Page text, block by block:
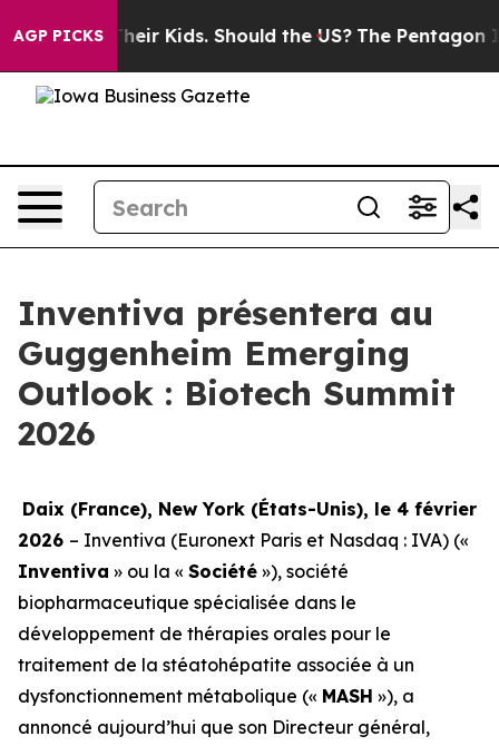
AGP PICKS
for Their Kids. Should the US? The Pentagon Is
Inventiva présentera au
Guggenheim Emerging
Outlook : Biotech Summit
2026
Daix (France), New York (États-Unis), le 4 février
2026 – Inventiva (Euronext Paris et Nasdaq : IVA) («
Inventiva » ou la « Société »), société
biopharmaceutique spécialisée dans le
développement de thérapies orales pour le
traitement de la stéatohépatite associée à un
dysfonctionnement métabolique (« MASH »), a
annoncé aujourd’hui que son Directeur général,